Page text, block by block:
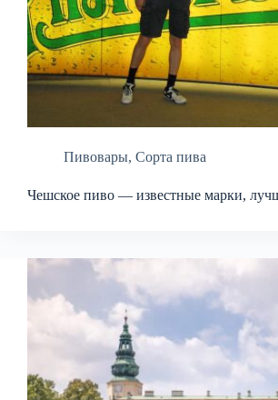
Пивовары, Сорта пива
Чешское пиво — известные марки,